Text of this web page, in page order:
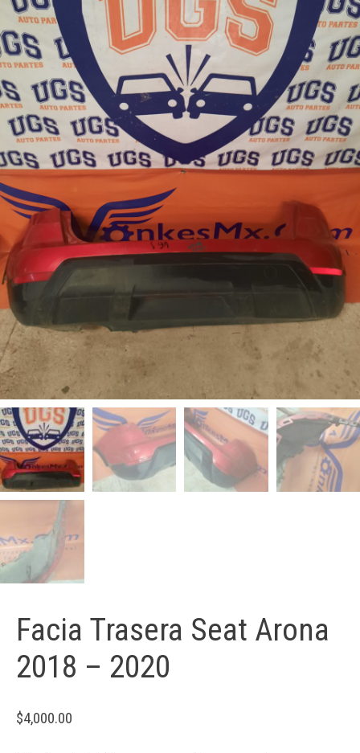
Facia Trasera Seat Arona
2018 – 2020
$4,000.00